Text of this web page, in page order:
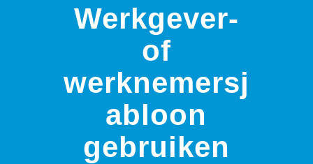
Werkgever-
of
werknemersj
abloon
gebruiken